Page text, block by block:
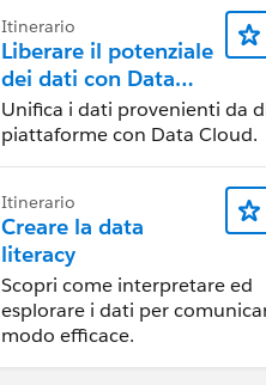
Itinerario
Liberare il potenziale
dei dati con Data
Cloud
Unifica i dati provenienti da
piattaforme con Data Cloud.
Itinerario
Creare la data
literacy
Scopri come interpretare ed
esplorare i dati per
modo efficace.